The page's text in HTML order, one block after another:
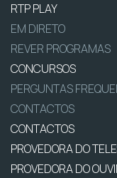
RTP PLAY
EM DIRETO
REVER PROGRAMAS
CONCURSOS
PERGUNTAS
CONTACTOS
CONTACTOS
PROVEDORA DO
PROVEDORA DO